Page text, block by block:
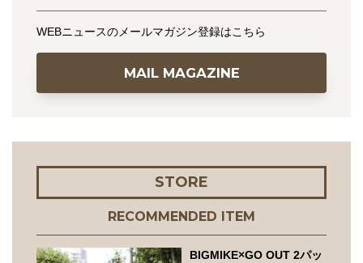
WEBニュースのメールマガジン登録はこちら
MAIL MAGAZINE
STORE
RECOMMENDED ITEM
BIGMIKE×GO OUT 2パッ